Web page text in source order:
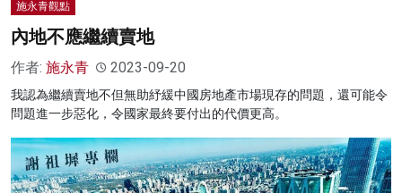
施永青觀點
內地不應繼續賣地
作者: 施永青 2023-09-20
我認為繼續賣地不但無助紓緩中國房地產市場現存的問題，還可能令
問題進一步惡化，令國家最終要付出的代價更高。